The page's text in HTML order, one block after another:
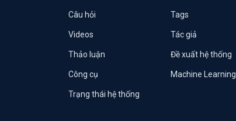
Câu hỏi Tags
Videos Tác giả
Thảo luận Đề xuất hệ thống
Công cụ Machine Learning
Trạng thái hệ thống